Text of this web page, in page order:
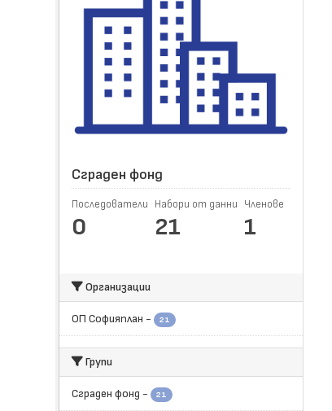
Сграден фонд
Последователи
0
Набори от данни
21
Членове
1
Организации
ОП Софияплан - 21
Групи
Сграден фонд - 21